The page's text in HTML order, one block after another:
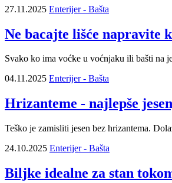
27.11.2025 Enterijer - Bašta
Ne bacajte lišće napravite
Svako ko ima voćke u voćnjaku ili bašti na
04.11.2025 Enterijer - Bašta
Hrizanteme - najlepše
Teško je zamisliti jesen bez hrizantema.
24.10.2025 Enterijer - Bašta
Biljke idealne za stan